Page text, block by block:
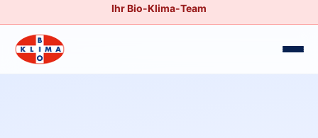
Ihr Bio-Klima-Team